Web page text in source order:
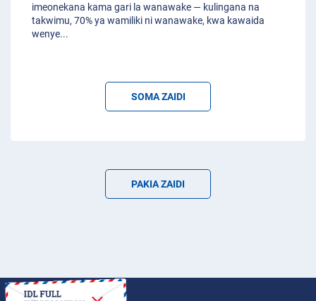
imeonekana kama gari la wanawake — kulingana na
takwimu, 70% ya wamiliki ni wanawake, kwa kawaida
wenye...
SOMA ZAIDI
PAKIA ZAIDI